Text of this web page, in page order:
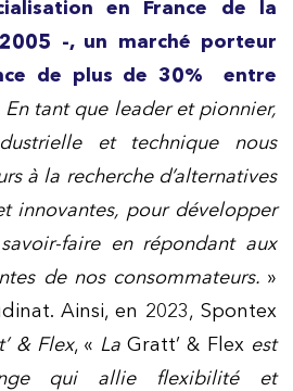
en France de la
-, un marché porteur
de plus de 30% entre
En tant que leader et pionnier,
et technique nous
à la recherche d’alternatives
innovantes, pour développer
faire en répondant aux
de nos consommateurs. »
Ainsi, en 2023, Spontex
& Flex, « LaGratt’ & Flexest
qui allie flexibilité et